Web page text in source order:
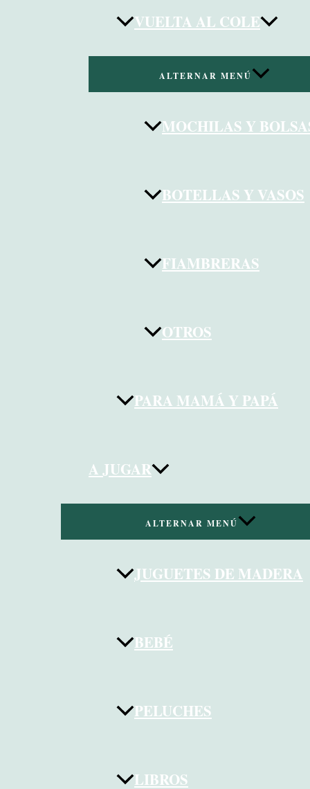
VUELTA AL COLE
ALTERNAR MENÚ
MOCHILAS Y
BOTELLAS Y VASOS
FIAMBRERAS
OTROS
PARA MAMÁ Y PAPÁ
A JUGAR
ALTERNAR MENÚ
JUGUETES DE MADERA
BEBÉ
PELUCHES
LIBROS